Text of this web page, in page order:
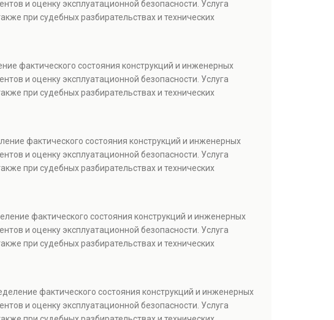
и оценку эксплуатационной безопасности. Услуга
при судебных разбирательствах и технических
фактического состояния конструкций и инженерных
и оценку эксплуатационной безопасности. Услуга
при судебных разбирательствах и технических
фактического состояния конструкций и инженерных
и оценку эксплуатационной безопасности. Услуга
при судебных разбирательствах и технических
фактического состояния конструкций и инженерных
и оценку эксплуатационной безопасности. Услуга
при судебных разбирательствах и технических
фактического состояния конструкций и инженерных
и оценку эксплуатационной безопасности. Услуга